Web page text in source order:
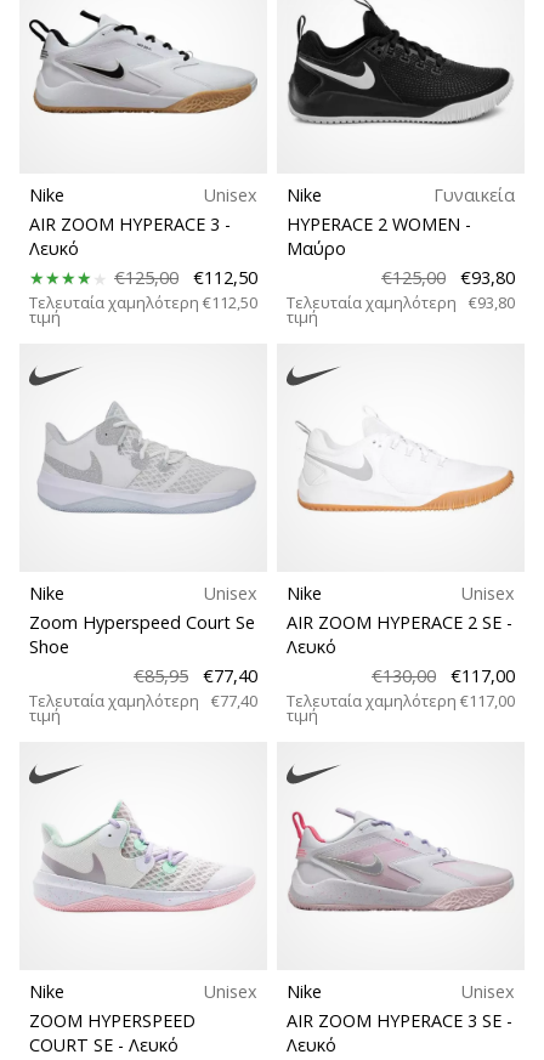
Nike
Unisex
AIR ZOOM HYPERACE 3 -
Λευκό
€125,00
€112,50
Τελευταία χαμηλότερη
τιμή
€112,50
Nike
Γυναικεία
HYPERACE 2 WOMEN -
Μαύρο
€125,00
€93,80
Τελευταία χαμηλότερη
τιμή
€93,80
Nike
Unisex
Zoom Hyperspeed Court Se
Shoe
€85,95
€77,40
Τελευταία χαμηλότερη
τιμή
€77,40
Nike
Unisex
AIR ZOOM HYPERACE 2 SE -
Λευκό
€130,00
€117,00
Τελευταία χαμηλότερη
τιμή
€117,00
Nike
Unisex
ZOOM HYPERSPEED
COURT SE - Λευκό
Nike
Unisex
AIR ZOOM HYPERACE 3 SE -
Λευκό